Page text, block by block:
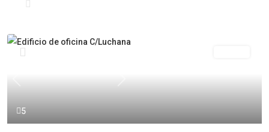
5
Previous Next